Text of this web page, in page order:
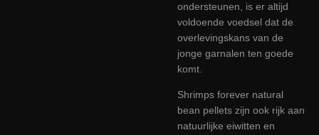
ondersteunen, is er altijd
voldoende voedsel dat de
overlevingskans van de
jonge garnalen ten goede
komt.
Shrimps forever natural
bean pellets zijn ook rijk aan
natuurlijke eiwitten en